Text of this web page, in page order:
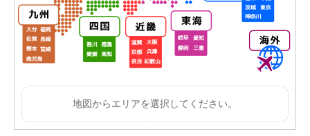
地図からエリアを選択してください。